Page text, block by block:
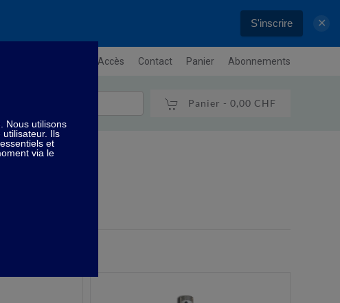
S'inscrire ✕
Plan / Accès Contact Panier Abonnements
Panier - 0,00 CHF